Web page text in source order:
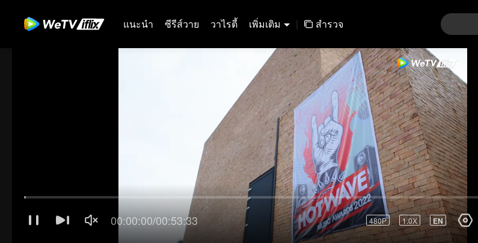
แนะนำ ซีรีส์วาย วาไรตี้ เพิ่มเติม | สำรวจ